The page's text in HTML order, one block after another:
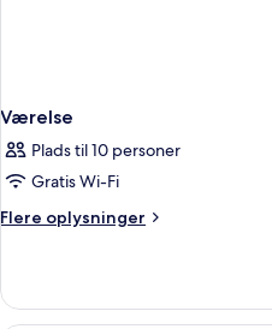
Værelse
Plads til 10 personer
Gratis Wi-Fi
Flere oplysninger
Flere